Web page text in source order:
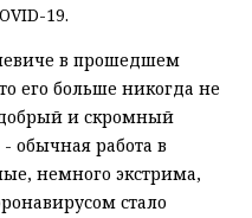
19.
в прошедшем
его больше никогда не
и скромный
обычная работа в
немного экстрима,
стало